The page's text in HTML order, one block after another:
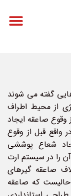
گفته می شوند
از محیط اطراف
وقوع صاعقه ایجاد
قبل از وقوع
شعاع پوششی
را در سیستم ارت
صاعقه گیرهای
حالیست که صاعقه